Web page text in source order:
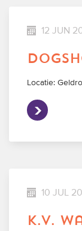
Locatie:
k.v.